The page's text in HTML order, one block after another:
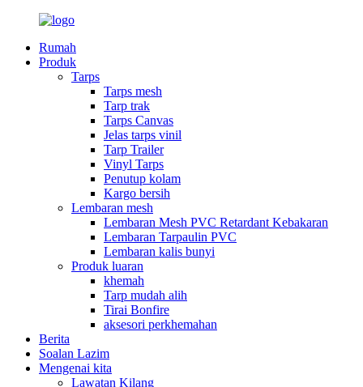
Rumah
Produk
Tarps
Tarps mesh
Tarp trak
Tarps Canvas
Jelas tarps vinil
Tarp Trailer
Vinyl Tarps
Penutup kolam
Kargo bersih
Lembaran mesh
Lembaran Mesh PVC Retardant Kebakaran
Lembaran Tarpaulin PVC
Lembaran kalis bunyi
Produk luaran
khemah
Tarp mudah alih
Tirai Bonfire
aksesori perkhemahan
Berita
Soalan Lazim
Mengenai kita
Lawatan Kilang